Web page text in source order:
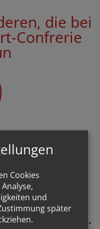
die bei
Confrerie
dem Motto nimmt
immer alle, die bei der
hinein...
...
Cookies
und
später